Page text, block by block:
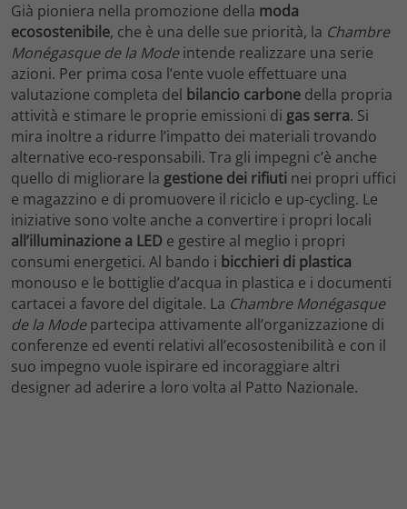
Già pioniera nella promozione della moda
ecosostenibile, che è una delle sue priorità, la Chambre
Monégasque de la Modeintende realizzare una serie
azioni. Per prima cosa l’ente vuole effettuare una
valutazione completa del bilancio carbone della propria
attività e stimare le proprie emissioni di gas serra. Si
mira inoltre a ridurre l’impatto dei materiali trovando
alternative eco-responsabili. Tra gli impegni c’è anche
quello di migliorare la gestione dei rifiuti nei propri uffici
e magazzino e di promuovere il riciclo e up-cycling. Le
iniziative sono volte anche a convertire i propri locali
all’illuminazione a LED e gestire al meglio i propri
consumi energetici. Al bando i bicchieri di plastica
monouso e le bottiglie d’acqua in plastica e i documenti
cartacei a favore del digitale. La Chambre Monégasque
de la Modepartecipa attivamente all’organizzazione di
conferenze ed eventi relativi all’ecosostenibilità e con il
suo impegno vuole ispirare ed incoraggiare altri
designer ad aderire a loro volta al Patto Nazionale.